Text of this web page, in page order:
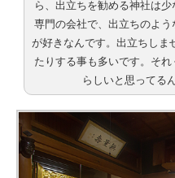
ら、出立ちを勧める神社は
専門の会社で、出立ちのよ
が好きなんです。出立ちしま
たりする事も多いです。そ
らしいと思ってる